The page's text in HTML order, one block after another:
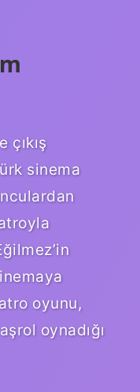
çıkış
sinema
oyunu,
oynadığı